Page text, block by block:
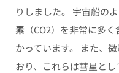
りしました。 宇宙船の
素（CO2）を非常に多
かっています。 また、
おり、これらは彗星とし